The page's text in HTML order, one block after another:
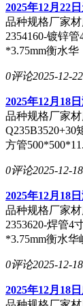
2025年12月22
品种规格厂家
2354160-镀锌
*3.75mm衡水华
0评论2025-12-
2025年12月18
品种规格厂家
Q235B3520+30
方管
0评论2025-12-
2025年12月18
品种规格厂家
2353620-焊管4
*3.75mm衡水华
0评论2025-12-
2025年12月18